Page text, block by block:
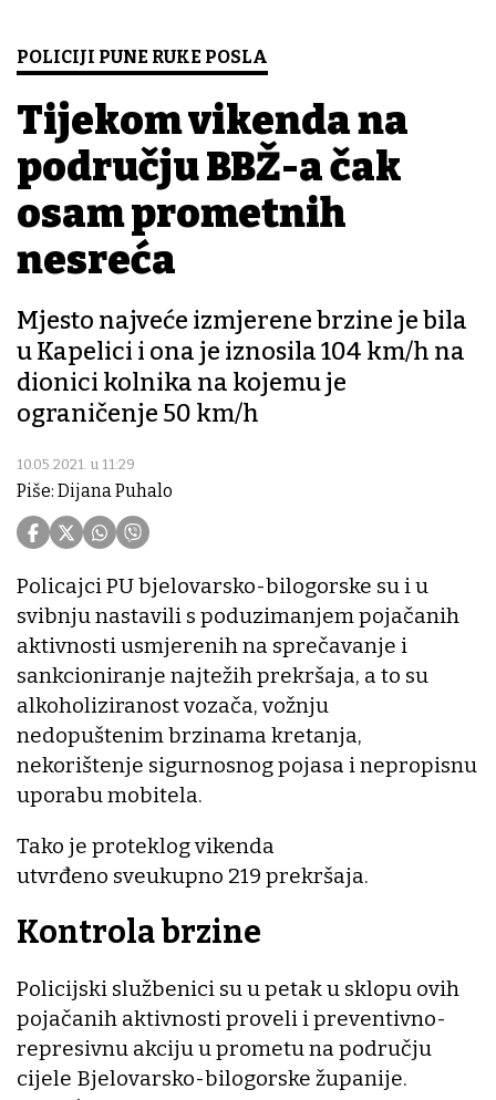
POLICIJI PUNE RUKE POSLA
Tijekom vikenda na
području BBŽ-a čak
osam prometnih
nesreća
Mjesto najveće izmjerene brzine je bila
u Kapelici i ona je iznosila 104 km/h na
dionici kolnika na kojemu je
ograničenje 50 km/h
10.05.2021. u 11:29
Piše: Dijana Puhalo
Policajci PU bjelovarsko-bilogorske su i u
svibnju nastavili s poduzimanjem pojačanih
aktivnosti usmjerenih na sprečavanje i
sankcioniranje najtežih prekršaja, a to su
alkoholiziranost vozača, vožnju
nedopuštenim brzinama kretanja,
nekorištenje sigurnosnog pojasa i nepropisnu
uporabu mobitela.
Tako je proteklog vikenda
utvrđeno sveukupno 219 prekršaja.
Kontrola brzine
Policijski službenici su u petak u sklopu ovih
pojačanih aktivnosti proveli i preventivno-
represivnu akciju u prometu na području
cijele Bjelovarsko-bilogorske županije.